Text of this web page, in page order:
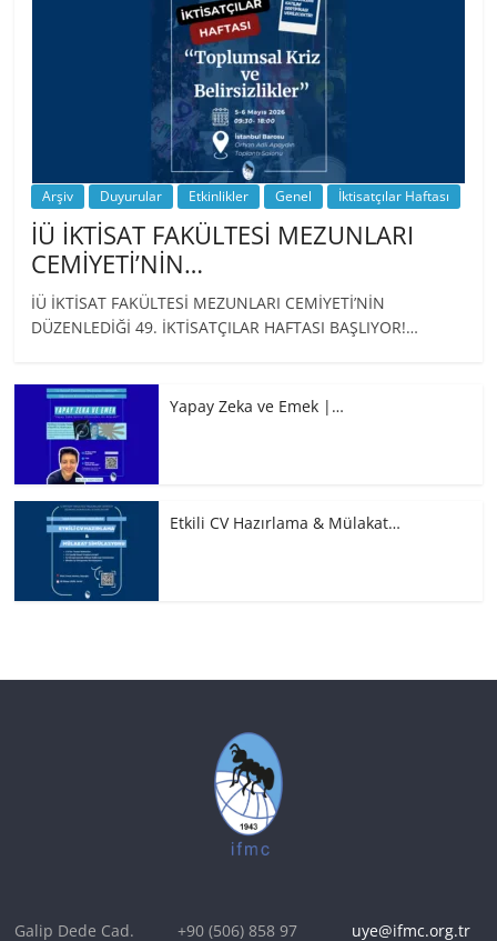
Arşiv Duyurular Etkinlikler Genel İktisatçılar Haftası
İÜ İKTİSAT FAKÜLTESİ MEZUNLARI
CEMİYETİ’NİN…
İÜ İKTİSAT FAKÜLTESİ MEZUNLARI CEMİYETİ’NİN
DÜZENLEDİĞİ 49. İKTİSATÇILAR HAFTASI BAŞLIYOR!…
Yapay Zeka ve Emek |…
Etkili CV Hazırlama & Mülakat…
Galip Dede Cad. +90 (506) 858 97 uye@ifmc.org.tr